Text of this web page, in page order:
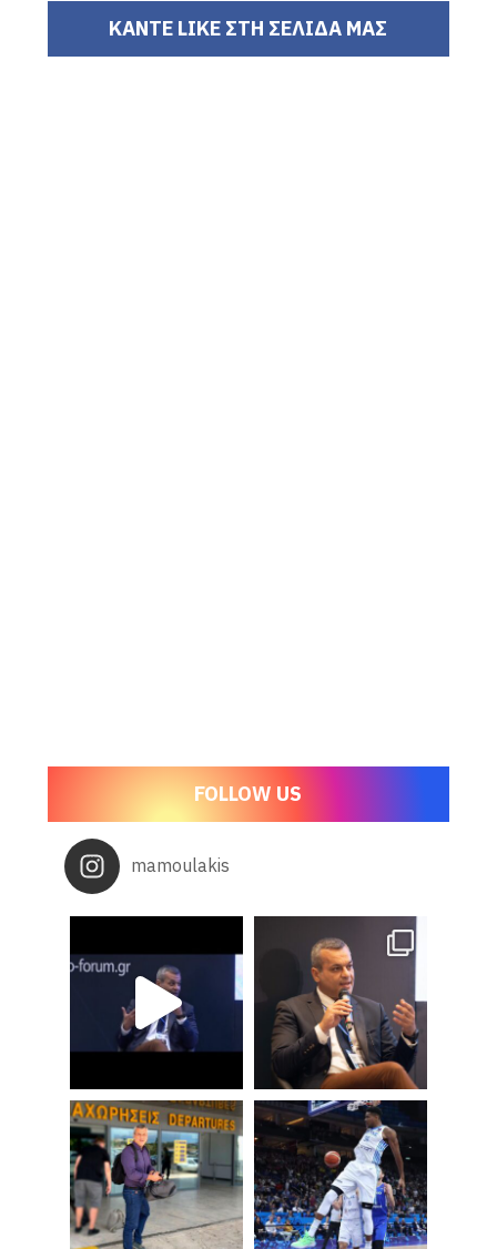
ΚΑΝΤΕ LIKE ΣΤΗ ΣΕΛΙΔΑ ΜΑΣ
mamoulakis
FOLLOW US